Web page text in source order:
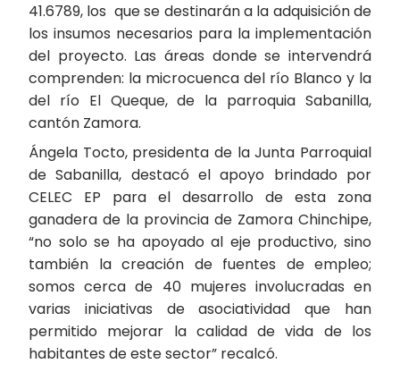
41.6789, los que se destinarán a la adquisición de
los insumos necesarios para la implementación
del proyecto. Las áreas donde se intervendrá
comprenden: la microcuenca del río Blanco y la
del río El Queque, de la parroquia Sabanilla,
cantón Zamora.
Ángela Tocto, presidenta de la Junta Parroquial
de Sabanilla, destacó el apoyo brindado por
CELEC EP para el desarrollo de esta zona
ganadera de la provincia de Zamora Chinchipe,
“no solo se ha apoyado al eje productivo, sino
también la creación de fuentes de empleo;
somos cerca de 40 mujeres involucradas en
varias iniciativas de asociatividad que han
permitido mejorar la calidad de vida de los
habitantes de este sector” recalcó.